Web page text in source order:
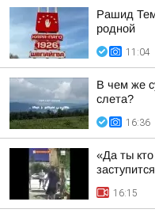
Рашид
родной
11:04
В чем же
слета?
16:36
«Да ты
16:15